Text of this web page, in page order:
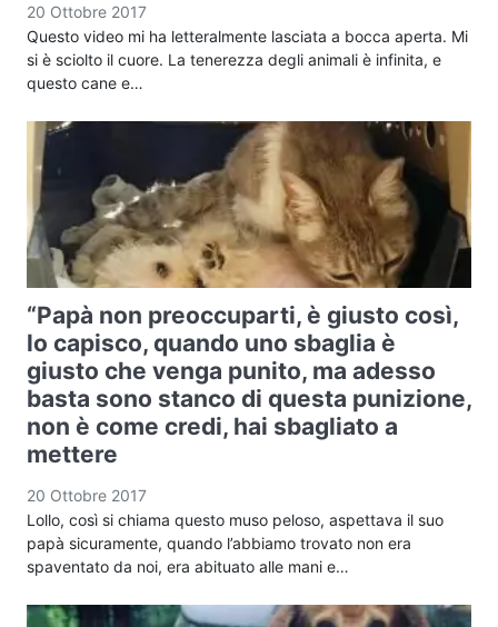
20 Ottobre 2017
Questo video mi ha letteralmente lasciata a bocca aperta. Mi
si è sciolto il cuore. La tenerezza degli animali è infinita, e
questo cane e…
“Papà non preoccuparti, è giusto così,
lo capisco, quando uno sbaglia è
giusto che venga punito, ma adesso
basta sono stanco di questa punizione,
non è come credi, hai sbagliato a
mettere
20 Ottobre 2017
Lollo, così si chiama questo muso peloso, aspettava il suo
papà sicuramente, quando l’abbiamo trovato non era
spaventato da noi, era abituato alle mani e…